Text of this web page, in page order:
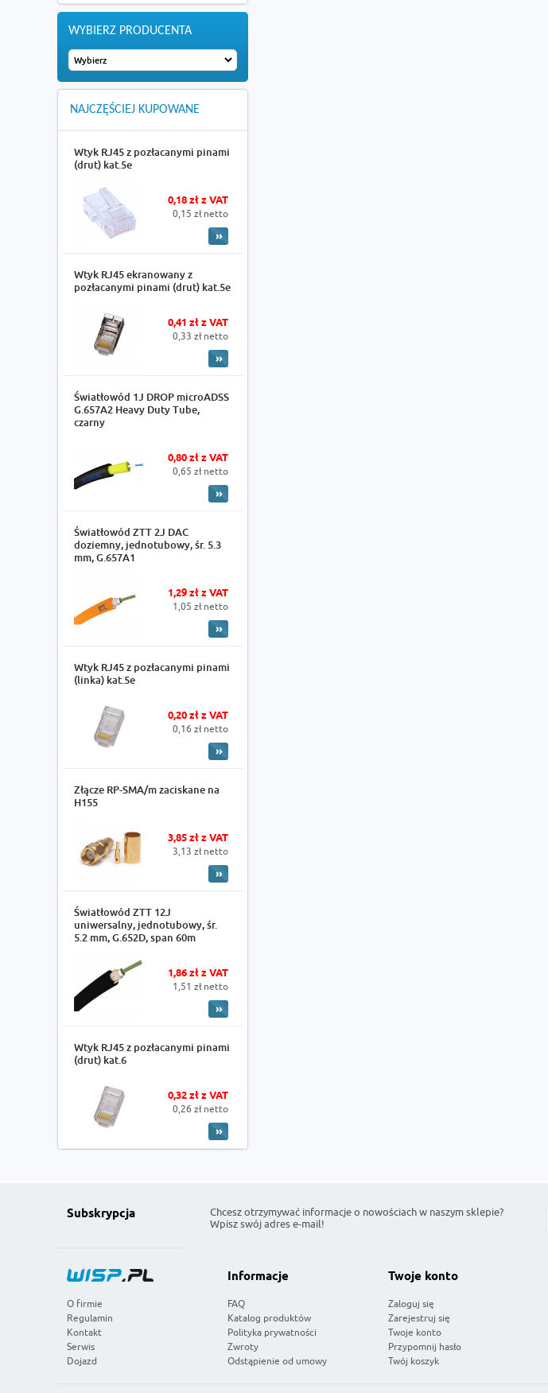
WYBIERZ PRODUCENTA
NAJCZĘŚCIEJ KUPOWANE
Wtyk RJ45 z pozłacanymi pinami
(drut) kat.5e
0,18 zł z VAT
0,15 zł netto
Wtyk RJ45 ekranowany z
pozłacanymi pinami (drut) kat.5e
0,41 zł z VAT
0,33 zł netto
Światłowód 1J DROP microADSS
G.657A2 Heavy Duty Tube,
czarny
0,80 zł z VAT
0,65 zł netto
Światłowód ZTT 2J DAC
doziemny, jednotubowy, śr. 5.3
mm, G.657A1
1,29 zł z VAT
1,05 zł netto
Wtyk RJ45 z pozłacanymi pinami
(linka) kat.5e
0,20 zł z VAT
0,16 zł netto
Złącze RP-SMA/m zaciskane na
H155
3,85 zł z VAT
3,13 zł netto
Światłowód ZTT 12J
uniwersalny, jednotubowy, śr.
5.2 mm, G.652D, span 60m
1,86 zł z VAT
1,51 zł netto
Wtyk RJ45 z pozłacanymi pinami
(drut) kat.6
0,32 zł z VAT
0,26 zł netto
Subskrypcja
Chcesz otrzymywać informacje o nowościach w naszym sklepie?
Wpisz swój adres e-mail!
O firmie
Regulamin
Kontakt
Serwis
Dojazd
Informacje
FAQ
Katalog produktów
Polityka prywatności
Zwroty
Odstąpienie od umowy
Twoje konto
Zaloguj się
Zarejestruj się
Twoje konto
Przypomnij hasło
Twój koszyk